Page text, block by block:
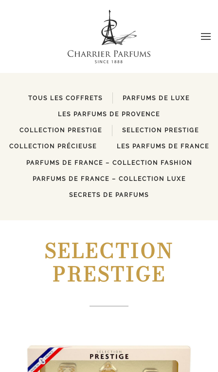
TOUS LES COFFRETS PARFUMS DE LUXE
LES PARFUMS DE PROVENCE
COLLECTION PRESTIGE SELECTION PRESTIGE
COLLECTION PRÉCIEUSE LES PARFUMS DE FRANCE
PARFUMS DE FRANCE – COLLECTION FASHION
PARFUMS DE FRANCE – COLLECTION LUXE
SECRETS DE PARFUMS
SELECTION
PRESTIGE